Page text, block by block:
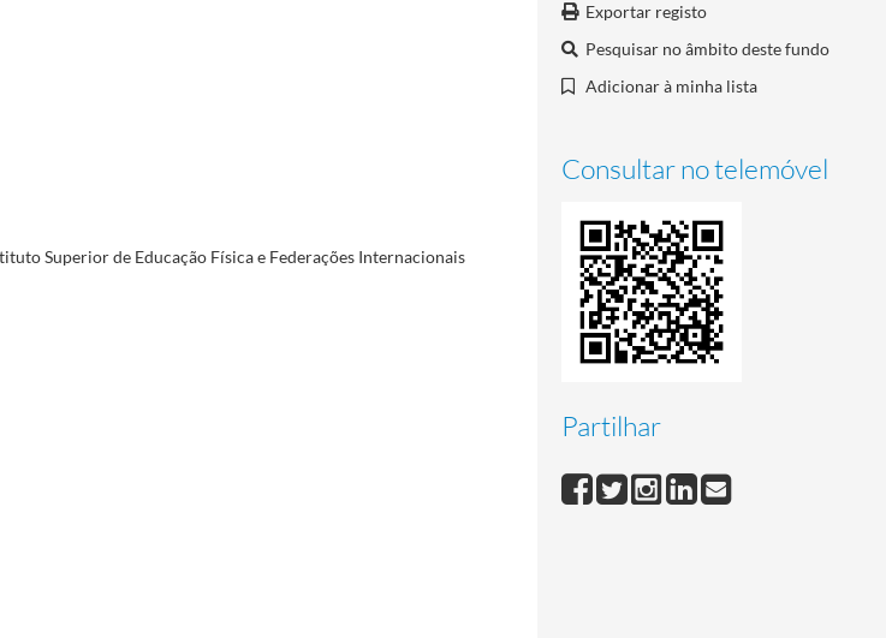
Exportar registo
Pesquisar no âmbito deste fundo
Adicionar à minha lista
Consultar no telemóvel
Partilhar
Superior de Educação Física e Federações Internacionais